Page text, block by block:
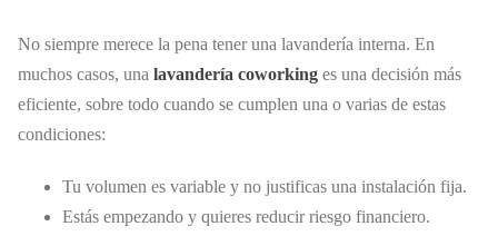
No siempre merece la pena tener una lavandería interna. En
muchos casos, una lavandería coworking es una decisión más
eficiente, sobre todo cuando se cumplen una o varias de estas
condiciones:
Tu volumen es variable y no justificas una instalación fija.
Estás empezando y quieres reducir riesgo financiero.